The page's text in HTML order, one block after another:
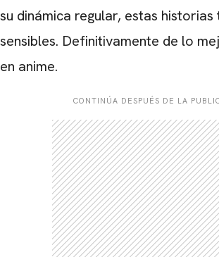
su dinámica regular, estas
sensibles. Definitivamente de lo
en anime.
CONTINÚA DESPUÉS DE LA